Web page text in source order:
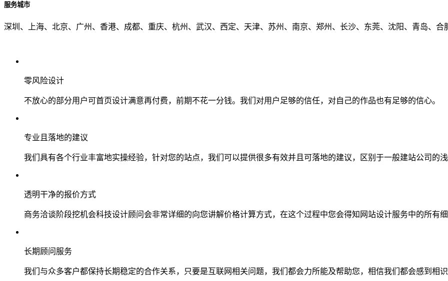
服务城市
深圳、上海、北京、广州、香港、成都、重庆、杭州、武汉、西定、天津、苏州、南京、郑州、长沙、东莞、沈阳、青岛、合
零风险设计
不放心的部分用户可首页设计满意再付费，前期不花一分钱。我们对用户足够的信任，对自己的作品也有足够的信心。
专业且落地的建议
我们具有各个行业丰富地实操经验，针对您的站点，我们可以提供很多有效并且可落地的建议，区别于一般建站公司的
透明干净的报价方式
商务洽谈阶段挖机会科技设计顾问会非常详细的向您讲解价格计算方式，在这个过程中您会得知网站设计服务中的所有
长期顾问服务
我们与众多客户都保持长期稳定的合作关系，只要是互联网相关问题，我们都会力所能及帮助您，相信我们都会感到相